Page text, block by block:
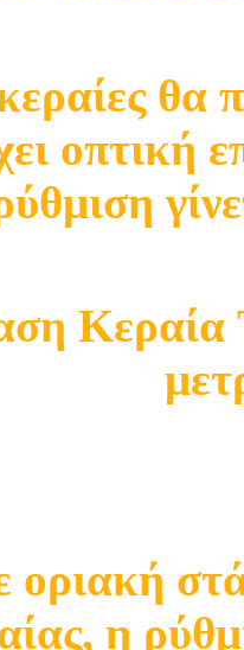
θα
οπτική
Κεραία
οριακή
η